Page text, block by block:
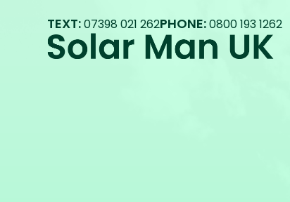
TEXT:07398 021 262PHONE:0800 193 1262